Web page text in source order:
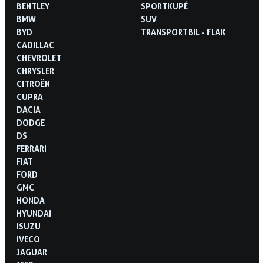
BENTLEY
BMW
BYD
CADILLAC
CHEVROLET
CHRYSLER
CITROËN
CUPRA
DACIA
DODGE
DS
FERRARI
FIAT
FORD
GMC
HONDA
HYUNDAI
ISUZU
IVECO
JAGUAR
SPORTKUPÉ
SUV
TRANSPORTBIL - FLAK